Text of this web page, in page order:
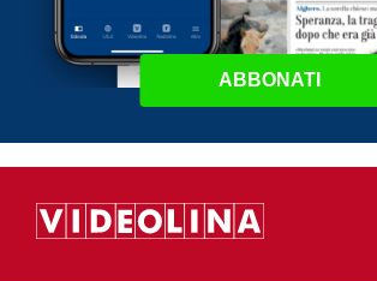
ABBONATI